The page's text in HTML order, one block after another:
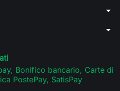
arrow_drop_down
arrow_drop_down
Bonifico bancario, Carte di
PostePay, SatisPay